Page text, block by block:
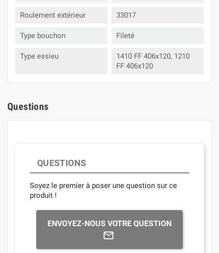
Roulement extérieur 33017
Type bouchon Fileté
Type essieu
1410 FF 406x120, 1210
FF 406x120
Questions
QUESTIONS
Soyez le premier à poser une question sur ce
produit !
ENVOYEZ-NOUS VOTRE QUESTION